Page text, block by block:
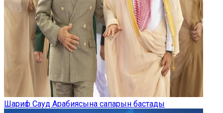
Шариф Сауд Арабиясына сапарын бастады